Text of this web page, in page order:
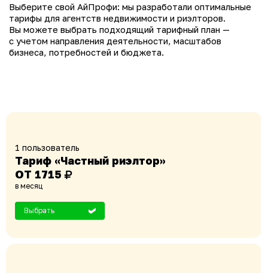
Выберите свой АйПрофи: мы разработали оптимальные
тарифы для агентств недвижимости и риэлторов.
Вы можете выбрать подходящий тарифный план —
с учетом направления деятельности, масштабов
бизнеса, потребностей и бюджета.
1 пользователь
Тариф «Частный риэлтор»
ОТ 1715
в месяц
Выбрать